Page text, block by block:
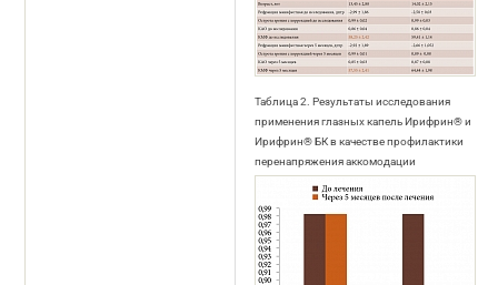
Таблица 2. Результаты исследования
применения глазных капель Ирифрин® и
Ирифрин® БК в качестве профилактики
перенапряжения аккомодации